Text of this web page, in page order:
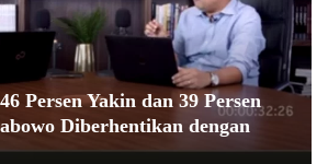
Persen Yakin dan 39 Persen
Diberhentikan dengan